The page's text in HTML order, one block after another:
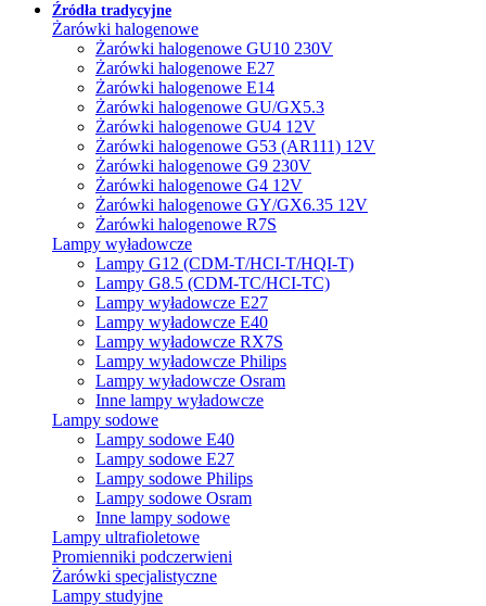
Źródła tradycyjne
Żarówki halogenowe
Żarówki halogenowe GU10 230V
Żarówki halogenowe E27
Żarówki halogenowe E14
Żarówki halogenowe GU/GX5.3
Żarówki halogenowe GU4 12V
Żarówki halogenowe G53 (AR111) 12V
Żarówki halogenowe G9 230V
Żarówki halogenowe G4 12V
Żarówki halogenowe GY/GX6.35 12V
Żarówki halogenowe R7S
Lampy wyładowcze
Lampy G12 (CDM-T/HCI-T/HQI-T)
Lampy G8.5 (CDM-TC/HCI-TC)
Lampy wyładowcze E27
Lampy wyładowcze E40
Lampy wyładowcze RX7S
Lampy wyładowcze Philips
Lampy wyładowcze Osram
Inne lampy wyładowcze
Lampy sodowe
Lampy sodowe E40
Lampy sodowe E27
Lampy sodowe Philips
Lampy sodowe Osram
Inne lampy sodowe
Lampy ultrafioletowe
Promienniki podczerwieni
Żarówki specjalistyczne
Lampy studyjne